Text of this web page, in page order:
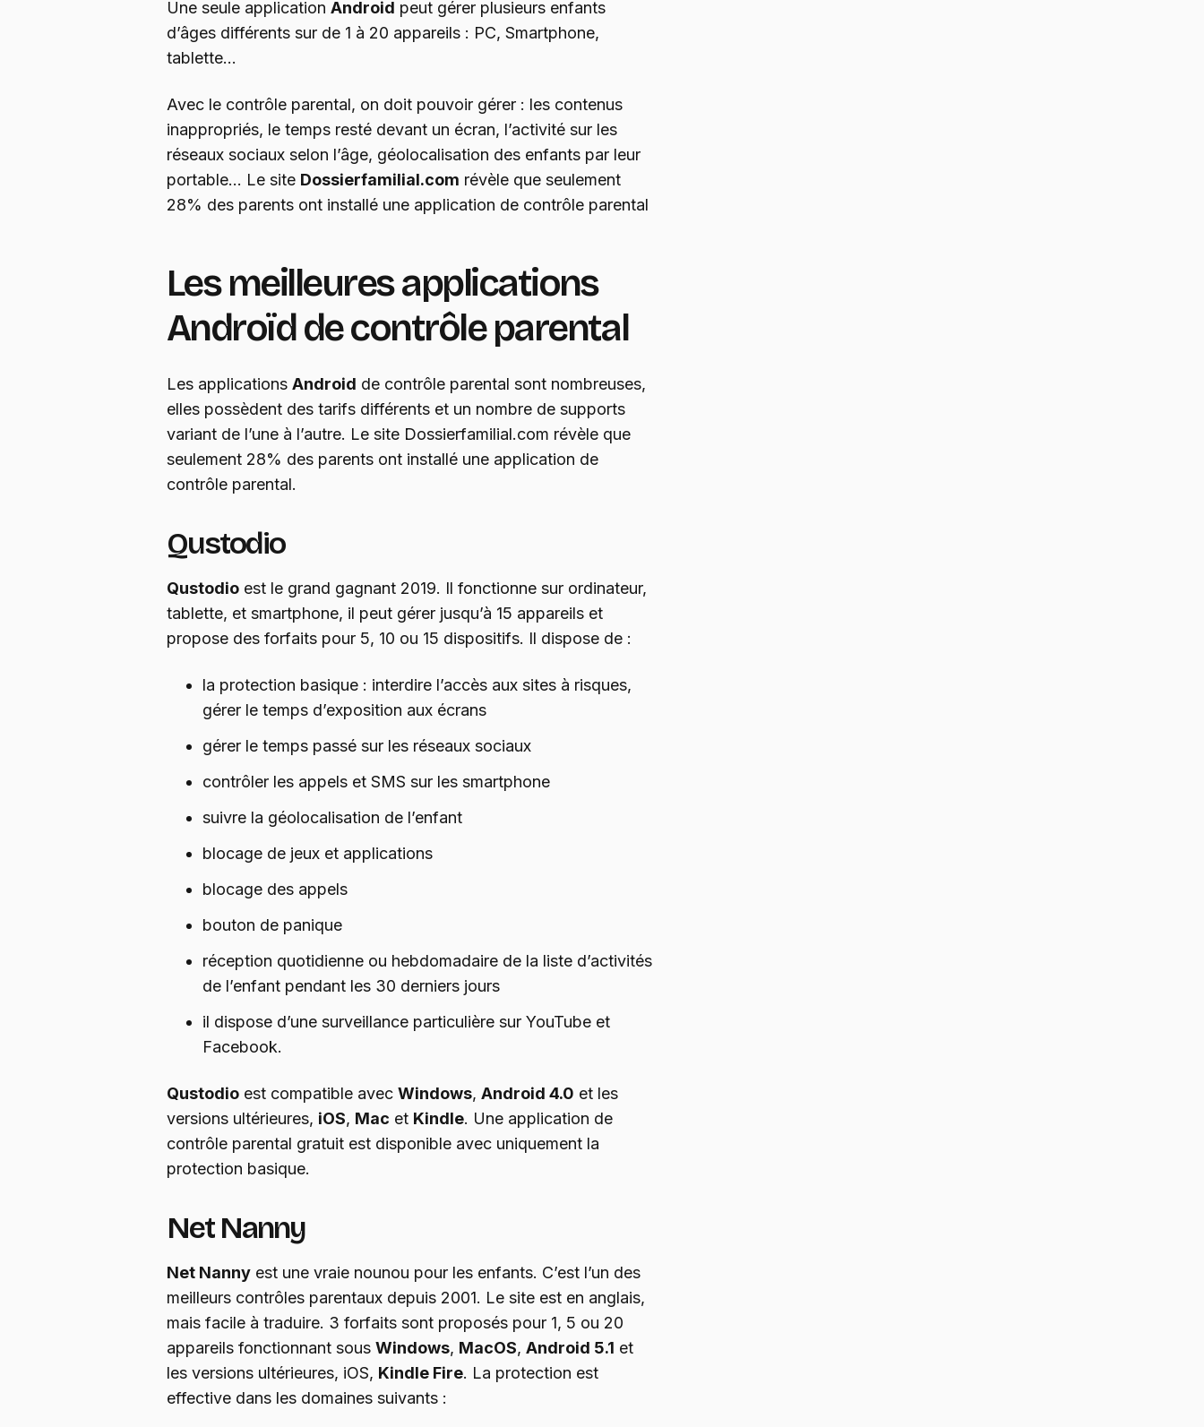
Une seule application Android peut gérer plusieurs enfants
d’âges différents sur de 1 à 20 appareils : PC, Smartphone,
tablette…
Avec le contrôle parental, on doit pouvoir gérer : les contenus
inappropriés, le temps resté devant un écran, l’activité sur les
réseaux sociaux selon l’âge, géolocalisation des enfants par leur
portable… Le site Dossierfamilial.com révèle que seulement
28% des parents ont installé une application de contrôle parental
Les meilleures applications
Androïd de contrôle parental
Les applications Android de contrôle parental sont nombreuses,
elles possèdent des tarifs différents et un nombre de supports
variant de l’une à l’autre. Le site Dossierfamilial.com révèle que
seulement 28% des parents ont installé une application de
contrôle parental.
Qustodio
Qustodio est le grand gagnant 2019. Il fonctionne sur ordinateur,
tablette, et smartphone, il peut gérer jusqu’à 15 appareils et
propose des forfaits pour 5, 10 ou 15 dispositifs. Il dispose de :
la protection basique : interdire l’accès aux sites à risques,
gérer le temps d’exposition aux écrans
gérer le temps passé sur les réseaux sociaux
contrôler les appels et SMS sur les smartphone
suivre la géolocalisation de l’enfant
blocage de jeux et applications
blocage des appels
bouton de panique
réception quotidienne ou hebdomadaire de la liste d’activités
de l’enfant pendant les 30 derniers jours
il dispose d’une surveillance particulière sur YouTube et
Facebook.
Qustodio est compatible avec Windows, Android 4.0 et les
versions ultérieures, iOS, Mac et Kindle. Une application de
contrôle parental gratuit est disponible avec uniquement la
protection basique.
Net Nanny
Net Nanny est une vraie nounou pour les enfants. C’est l’un des
meilleurs contrôles parentaux depuis 2001. Le site est en anglais,
mais facile à traduire. 3 forfaits sont proposés pour 1, 5 ou 20
appareils fonctionnant sous Windows, MacOS, Android 5.1 et
les versions ultérieures, iOS, Kindle Fire. La protection est
effective dans les domaines suivants :